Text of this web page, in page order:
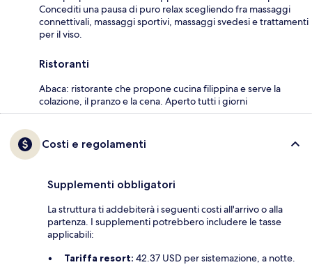
Concediti una pausa di puro relax scegliendo fra massaggi
connettivali, massaggi sportivi, massaggi svedesi e trattamenti
per il viso.
Ristoranti
Abaca: ristorante che propone cucina filippina e serve la
colazione, il pranzo e la cena. Aperto tutti i giorni
Costi e regolamenti
Supplementi obbligatori
La struttura ti addebiterà i seguenti costi all'arrivo o alla
partenza. I supplementi potrebbero includere le tasse
applicabili:
Tariffa resort: 42.37 USD per sistemazione, a notte.